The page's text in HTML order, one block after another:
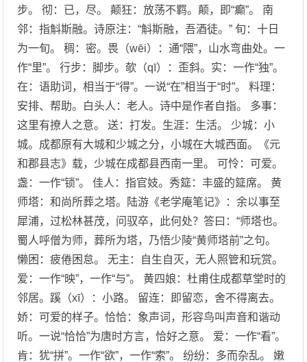
步。 彻：已，尽。 颠狂：放荡不羁。颠，即“癫”。 南
邻：指斛斯融。诗原注：“斛斯融，吾酒徒。” 旬：十日
为一旬。 稠：密。畏（wēi）：通“隈”，山水弯曲处。一
作“里”。 行步：脚步。欹（qī）：歪斜。实：一作“独”。
在：语助词，相当于“得”。一说“在”相当于“时”。 料理：
安排、帮助。白头人：老人。诗中是作者自指。 多事：
这里有撩人之意。 送：打发。生涯：生活。 少城：小
城。成都原有大城和少城之分，小城在大城西面。《元
和郡县志》载，少城在成都县西南一里。 可怜：可爱。
盏：一作“锁”。 佳人：指官妓。秀筵：丰盛的筵席。 黄
师塔：和尚所葬之塔。陆游《老学庵笔记》：余以事至
犀浦，过松林甚茂，问驭卒，此何处？答曰：“师塔也。
蜀人呼僧为师，葬所为塔，乃悟少陵“黄师塔前”之句。
懒困：疲倦困怠。 无主：自生自灭，无人照管和玩赏。
爱：一作“映”，一作“与”。 黄四娘：杜甫住成都草堂时的
邻居。蹊（xī）：小路。 留连：即留恋，舍不得离去。
娇：可爱的样子。恰恰：象声词，形容鸟叫声音和谐动
听。一说“恰恰”为唐时方言，恰好之意。 爱：一作“看”。
肯：犹“拼”。一作“欲”，一作“索”。 纷纷：多而杂乱。 嫩